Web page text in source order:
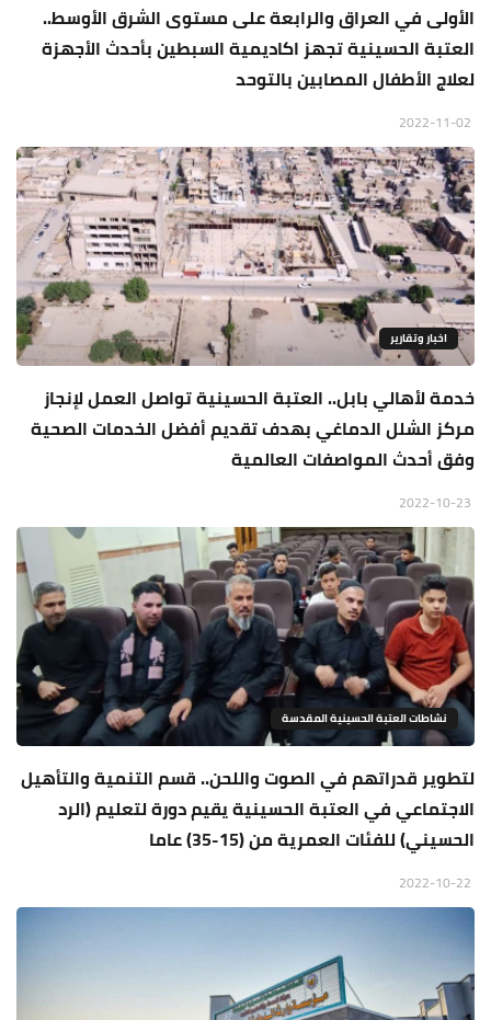
الأولى في العراق والرابعة على مستوى الشرق الأوسط..
العتبة الحسينية تجهز اكاديمية السبطين بأحدث الأجهزة
لعلاج الأطفال المصابين بالتوحد
اخبار وتقارير
خدمة لأهالي بابل.. العتبة الحسينية تواصل العمل لإنجاز
مركز الشلل الدماغي بهدف تقديم أفضل الخدمات الصحية
وفق أحدث المواصفات العالمية
نشاطات العتبة الحسينية المقدسة
لتطوير قدراتهم في الصوت واللحن.. قسم التنمية والتأهيل
الاجتماعي في العتبة الحسينية يقيم دورة لتعليم (الرد
الحسيني) للفئات العمرية من (15-35) عاما